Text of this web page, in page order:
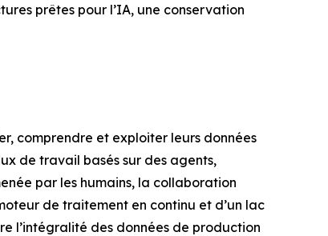
prêtes pour l’IA, une conservation
comprendre et exploiter leurs données
de travail basés sur des agents,
par les humains, la collaboration
de traitement en continu et d’un lac
l’intégralité des données de production